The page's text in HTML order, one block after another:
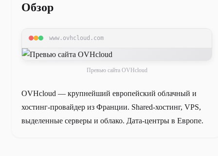
Обзор
www.ovhcloud.com
Превью сайта OVHcloud
OVHcloud — крупнейший европейский облачный и
хостинг-провайдер из Франции. Shared-хостинг, VPS,
выделенные серверы и облако. Дата-центры в Европе.